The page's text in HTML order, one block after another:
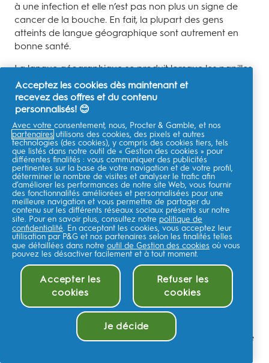
à une infection et elle n’est pas non plus un signe de
cancer de la bouche. En fait, la plupart des gens
atteints de langue géographique sont autrement en
bonne santé.
La langue géographique se produit lorsque les papilles
(les petites bosses qui recouvrent la langue)
disparaissent de zones aléatoires de la langue, laissant
des plaques lisses et rouges de tailles différentes qui
donnent une apparence qui fait penser à une carte.
Ces plaques peuvent changer de taille et de forme
d’un jour à l’autre. L’affection n’est pas toujours
douloureuse, mais certaines personnes signalent une
gêne sur la langue et une sensation de brûlure qui peut
s’intensifier quand elles mangent des aliments chauds
ou épicés.
La raison de la perte de papilles reste incertaine, bien
que des études aient montré que l’affection est plus
fréquente dans certaines familles. D’autres causes
possibles incluent le stress, des allergies et des
changements hormonaux. Et le tabagisme et la
consommation d’alcool aggravent toutes les irritations.
Si vos symptômes persistent plus de 10 jours, consultez
votre dentiste pour écarter tout autre problème de
santé bucco-dentaire potentiellement grave. La langue
Acceptez les cookies dès maintenant et
recevez des offres et du contenu
personnalisés! 😊
Avec votre consentement, nous, Procter & Gamble, et nos
partenaires utilisons des cookies, des pixels et autres
technologies (des cookies), y compris des cookies tiers, tels
que listés dans notre outil de « Gestion des cookies » pour
différentes finalités : vous communiquer des publicités
pertinentes sur la base de votre navigation et de votre profil,
déterminer le nombre de visites et analyser le trafic afin
d’améliorer les performances de notre site Web, vous fournir
des fonctionnalités améliorées et personnalisées pour une
meilleure navigation et vous permettre de partager du
contenu sur les différents réseaux sociaux présents sur notre
site. Pour en savoir plus, consultez notre politique de
confidentialité. En acceptant les cookies, vous acceptez leur
utilisation par P&G et nos partenaires selon les finalités telles
que détaillées dans notre outil de Gestion des cookies où vous
pouvez les désactiver facilement et à tout moment.
Accepter les
cookies
Refuser les
cookies
Je décide